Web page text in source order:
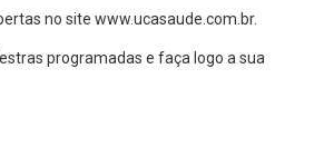
no site www.ucasaude.com.br.
programadas e faça logo a sua